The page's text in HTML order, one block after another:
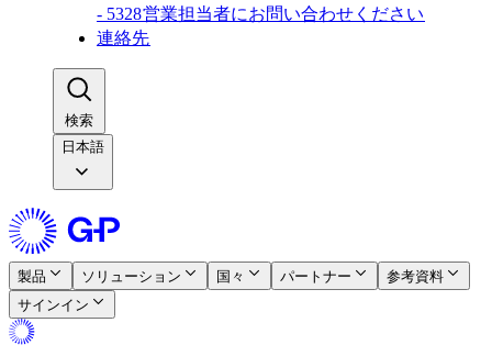
- 5328​​営業担当者にお問い合わせください​​
連絡先​​
検索​​
日本語
製品​​ ソリューション​​ 国々​​ パートナー​​
参考資料​​
サインイン​​